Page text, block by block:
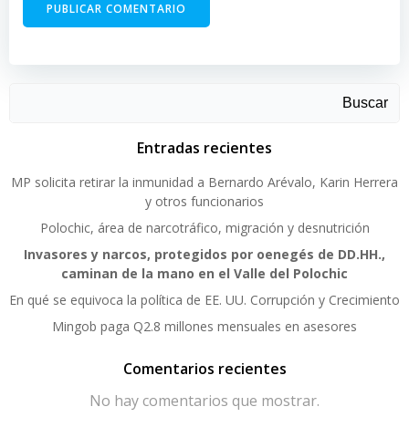
Buscar
Entradas recientes
MP solicita retirar la inmunidad a Bernardo Arévalo, Karin Herrera
y otros funcionarios
Polochic, área de narcotráfico, migración y desnutrición
Invasores y narcos, protegidos por oenegés de DD.HH.,
caminan de la mano en el Valle del Polochic
En qué se equivoca la política de EE. UU. Corrupción y Crecimiento
Mingob paga Q2.8 millones mensuales en asesores
Comentarios recientes
No hay comentarios que mostrar.